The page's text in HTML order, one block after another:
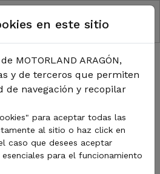
DE
novedades de MotorLand
noticias sobre eventos,
novedades del circuito y
en este sitio
MOTORLAND ARAGÓN,
y de terceros que permiten
de navegación y recopilar
para aceptar todas las
al sitio o haz click en
caso que desees aceptar
para el funcionamiento